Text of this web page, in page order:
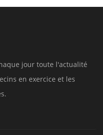
jour toute l'actualité
en exercice et les